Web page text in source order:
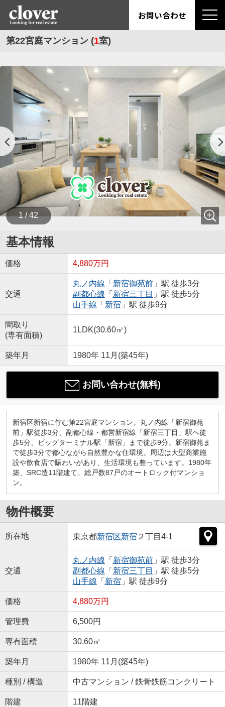
お問い合わせ
第22宮庭マンション (1室)
1 / 42
基本情報
価格 4,880万円
交通
丸ノ内線 「 新宿御苑前」駅 徒歩3分
副都心線 「 新宿三丁目 」駅 徒歩5分
山手線 「 新宿 」駅 徒歩9分
間取り
(専有面積)
1LDK(30.60㎡)
築年月 1980年 11月(築45年)
お問い合わせ(無料)
新宿区新宿に佇む第22宮庭マンション。丸ノ内線「新宿御苑
前」駅徒歩3分、副都心線・都営新宿線「新宿三丁目」駅へ徒
歩5分、ビッグターミナル駅「新宿」まで徒歩9分。新宿御苑ま
で徒歩3分で都心ながら自然豊かな住環境。周辺は大型商業施
設や飲食店で賑わいがあり、生活環境も整っています。1980年
築、SRC造11階建て、総戸数87戸のオートロック付マンショ
ン。
物件概要
所在地 東京都新宿区新宿 ２丁目4-1
交通
丸ノ内線 「 新宿御苑前」駅 徒歩3分
副都心線 「 新宿三丁目 」駅 徒歩5分
山手線 「 新宿 」駅 徒歩9分
価格 4,880万円
管理費 6,500円
専有面積 30.60㎡
築年月 1980年 11月(築45年)
種別 / 構造 中古マンション / 鉄骨鉄筋コンクリート
階建 11階建